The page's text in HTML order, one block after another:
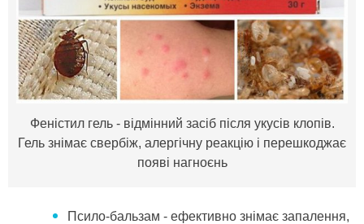
Феністил гель - відмінний засіб після укусів клопів.
Гель знімає свербіж, алергічну реакцію і перешкоджає
появі нагноєнь
Псило-бальзам - ефективно знімає запалення,